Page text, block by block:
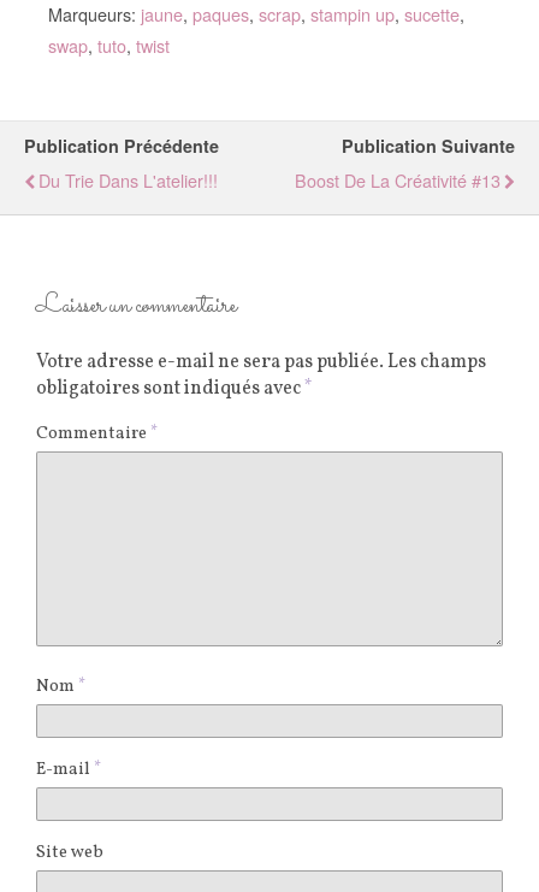
Marqueurs: jaune, paques, scrap, stampin up, sucette,
swap, tuto, twist
Publication Précédente
Du Trie Dans L'atelier!!!
Publication Suivante
Boost De La Créativité #13
Laisser un commentaire
Votre adresse e-mail ne sera pas publiée.Les champs
obligatoires sont indiqués avec*
Commentaire *
Nom *
E-mail *
Site web